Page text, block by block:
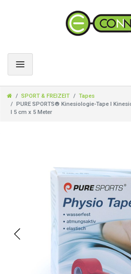
SPORT & FREIZEIT
Tapes
PURE SPORTS® Kinesiologie-Tape I
I 5 cm x 5 Meter